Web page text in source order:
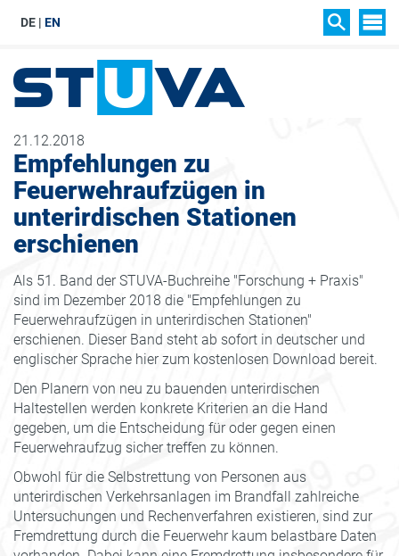
DE EN
21.12.2018
Empfehlungen zu
Feuerwehraufzügen in
unterirdischen Stationen
erschienen
Als 51. Band der STUVA-Buchreihe "Forschung + Praxis"
sind im Dezember 2018 die "Empfehlungen zu
Feuerwehraufzügen in unterirdischen Stationen"
erschienen. Dieser Band steht ab sofort in deutscher und
englischer Sprache hier zum kostenlosen Download bereit.
Den Planern von neu zu bauenden unterirdischen
Haltestellen werden konkrete Kriterien an die Hand
gegeben, um die Entscheidung für oder gegen einen
Feuerwehraufzug sicher treffen zu können.
Obwohl für die Selbstrettung von Personen aus
unterirdischen Verkehrsanlagen im Brandfall zahlreiche
Untersuchungen und Rechenverfahren existieren, sind zur
Fremdrettung durch die Feuerwehr kaum belastbare Daten